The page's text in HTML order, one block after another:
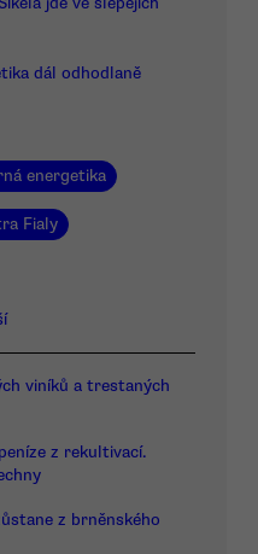
dál odhodlaně
energetika
Fialy
viníků a trestaných
z rekultivací.
z brněnského